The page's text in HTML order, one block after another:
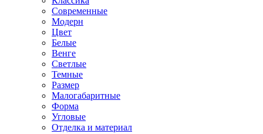
Современные
Модерн
Цвет
Белые
Венге
Светлые
Темные
Размер
Малогабаритные
Форма
Угловые
Отделка и материал